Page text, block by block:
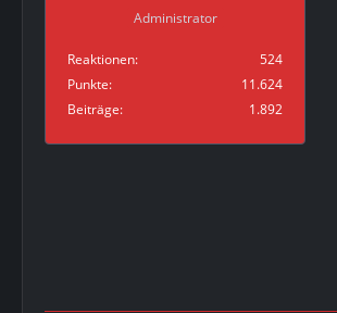
Administrator
Reaktionen
524
Punkte
11.624
Beiträge
1.892